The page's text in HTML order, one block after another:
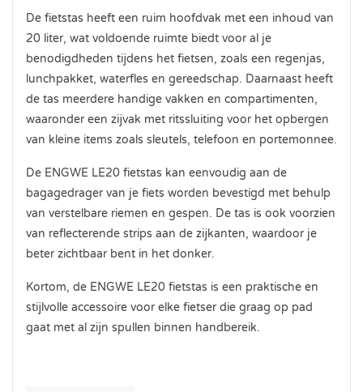
De fietstas heeft een ruim hoofdvak met een inhoud van
20 liter, wat voldoende ruimte biedt voor al je
benodigdheden tijdens het fietsen, zoals een regenjas,
lunchpakket, waterfles en gereedschap. Daarnaast heeft
de tas meerdere handige vakken en compartimenten,
waaronder een zijvak met ritssluiting voor het opbergen
van kleine items zoals sleutels, telefoon en portemonnee.
De ENGWE LE20 fietstas kan eenvoudig aan de
bagagedrager van je fiets worden bevestigd met behulp
van verstelbare riemen en gespen. De tas is ook voorzien
van reflecterende strips aan de zijkanten, waardoor je
beter zichtbaar bent in het donker.
Kortom, de ENGWE LE20 fietstas is een praktische en
stijlvolle accessoire voor elke fietser die graag op pad
gaat met al zijn spullen binnen handbereik.